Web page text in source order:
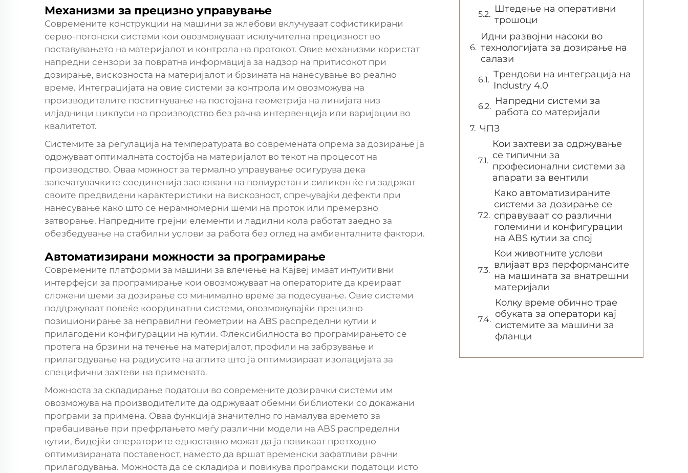
Механизми за прецизно управување
Современите конструкции на машини за жлебови вклучуваат софистикирани
серво-погонски системи кои овозможуваат исклучителна прецизност во
поставувањето на материјалот и контрола на протокот. Овие механизми користат
напредни сензори за повратна информација за надзор на притисокот при
дозирање, вискозноста на материјалот и брзината на нанесување во реално
време. Интеграцијата на овие системи за контрола им овозможува на
производителите постигнување на постојана геометрија на линијата низ
илјадници циклуси на производство без рачна интервенција или варијации во
квалитетот.
Системите за регулација на температурата во современата опрема за дозирање ја
одржуваат оптималната состојба на материјалот во текот на процесот на
производство. Оваа можност за термално управување осигурува дека
запечатувачките соединенија засновани на полиуретан и силикон ќе ги задржат
своите предвидени карактеристики на вискозност, спречувајќи дефекти при
нанесување како што се нерамномерни шеми на проток или премерзно
затворање. Напредните грејни елементи и ладилни кола работат заедно за
обезбедување на стабилни услови за работа без оглед на амбиенталните фактори.
Автоматизирани можности за програмирање
Современите платформи за машини за влечење на Кајвеј имаат интуитивни
интерфејси за програмирање кои овозможуваат на операторите да креираат
сложени шеми за дозирање со минимално време за подесување. Овие системи
поддржуваат повеќе координатни системи, овозможувајќи прецизно
позиционирање за неправилни геометрии на ABS распределни кутии и
прилагодени конфигурации на кутии. Флексибилноста во програмирањето се
протега на брзини на течење на материјалот, профили на забрзување и
прилагодување на радиусите на аглите што ја оптимизираат изолацијата за
специфични захтеви на примената.
Можноста за складирање податоци во современите дозирачки системи им
овозможува на производителите да одржуваат обемни библиотеки со докажани
програми за примена. Оваа функција значително го намалува времето за
пребацивање при префрлањето меѓу различни модели на ABS распределни
кутии, бидејќи операторите едноставно можат да ја повикаат претходно
оптимизираната поставеност, наместо да вршат временски зафатливи рачни
прилагодувања. Можноста да се складира и повикува програмски податоци исто
Штедење на оперативни
трошоци
Идни развојни насоки во
технологијата за дозирање на
салази
Трендови на интеграција на
Industry 4.0
Напредни системи за
работа со материјали
ЧПЗ
Кои захтеви за одржување
се типични за
професионални системи за
апарати за вентили
Како автоматизираните
системи за дозирање се
справуваат со различни
големини и конфигурации
на ABS кутии за спој
Кои животните услови
влијаат врз перформансите
на машината за внатрешни
материјали
Колку време обично трае
обуката за оператори кај
системите за машини за
фланци